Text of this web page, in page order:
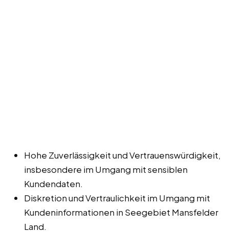
Hohe Zuverlässigkeit und Vertrauenswürdigkeit,
insbesondere im Umgang mit sensiblen
Kundendaten.
Diskretion und Vertraulichkeit im Umgang mit
Kundeninformationen in Seegebiet Mansfelder
Land.